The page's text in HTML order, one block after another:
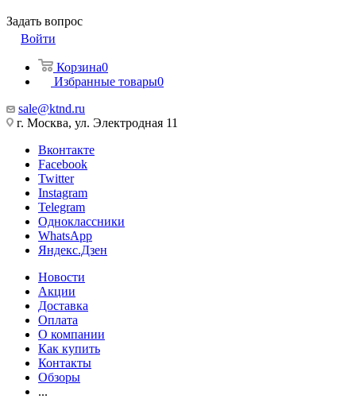
Задать вопрос
Войти
Корзина0
Избранные товары0
sale@ktnd.ru
г. Москва, ул. Электродная 11
Вконтакте
Facebook
Twitter
Instagram
Telegram
Одноклассники
WhatsApp
Яндекс.Дзен
Новости
Акции
Доставка
Оплата
О компании
Как купить
Контакты
Обзоры
...